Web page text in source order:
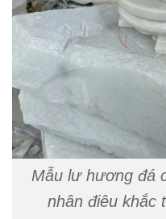
Mẫu lư hương đá
nhân điêu khắc